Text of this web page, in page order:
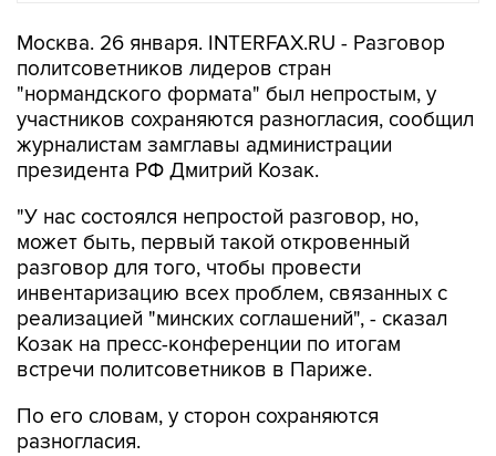
Москва. 26 января. INTERFAX.RU - Разговор
политсоветников лидеров стран
"нормандского формата" был непростым, у
участников сохраняются разногласия, сообщил
журналистам замглавы администрации
президента РФ Дмитрий Козак.
"У нас состоялся непростой разговор, но,
может быть, первый такой откровенный
разговор для того, чтобы провести
инвентаризацию всех проблем, связанных с
реализацией "минских соглашений", - сказал
Козак на пресс-конференции по итогам
встречи политсоветников в Париже.
По его словам, у сторон сохраняются
разногласия.